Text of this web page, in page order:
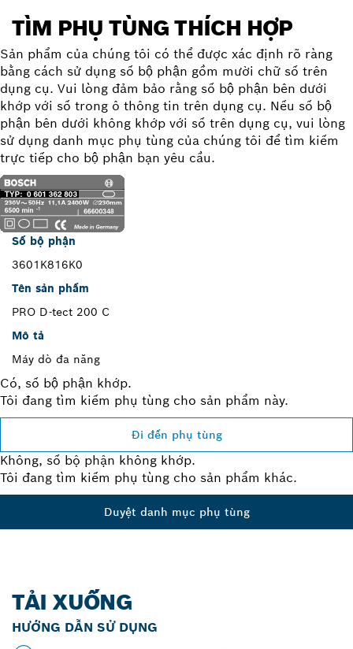
TÌM PHỤ TÙNG THÍCH HỢP
Sản phẩm của chúng tôi có thể được xác định rõ ràng
bằng cách sử dụng số bộ phận gồm mười chữ số trên
dụng cụ. Vui lòng đảm bảo rằng số bộ phận bên dưới
khớp với số trong ô thông tin trên dụng cụ. Nếu số bộ
phận bên dưới không khớp với số trên dụng cụ, vui lòng
sử dụng danh mục phụ tùng của chúng tôi để tìm kiếm
trực tiếp cho bộ phận bạn yêu cầu.
Số bộ phận
3601K816K0
Tên sản phẩm
PRO D-tect 200 C
Mô tả
Máy dò đa năng
Có, số bộ phận khớp.
Tôi đang tìm kiếm phụ tùng cho sản phẩm này.
Đi đến phụ tùng
Không, số bộ phận không khớp.
Tôi đang tìm kiếm phụ tùng cho sản phẩm khác.
Duyệt danh mục phụ tùng
TẢI XUỐNG
HƯỚNG DẪN SỬ DỤNG